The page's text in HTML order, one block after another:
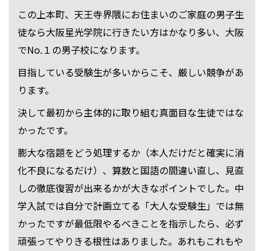
この上本町、天王寺界隈にお住まいのご家庭の男子生
徒なら大阪星光学院に行きたい方はかなり多い、大阪
でNo.１の男子校になります。
目指している受験生が多いからこそ、厳しい競争があ
ります。
決して最初から主体的に取り組む真面目な生徒ではな
かったです。
膨大な宿題をどう処理するか（本人だけだと確実に消
化不良になるだけ）、算数と国語の間違い直し、見直
しの徹底復習が出来るかが大きなポイントでした。中
学入試では自分で計画立てる「大人な受験生」では無
かったですが最低限やるべきことを指示したら、必ず
頑張ってやりきる根性はありました。あれもこれもや